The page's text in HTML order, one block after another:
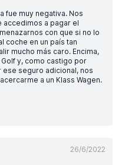
fue muy negativa. Nos
accedimos a pagar el
con que si no lo
coche en un país tan
mucho más caro. Encima,
y, como castigo por
seguro adicional, nos
a un Klass Wagen.
26/6/2022